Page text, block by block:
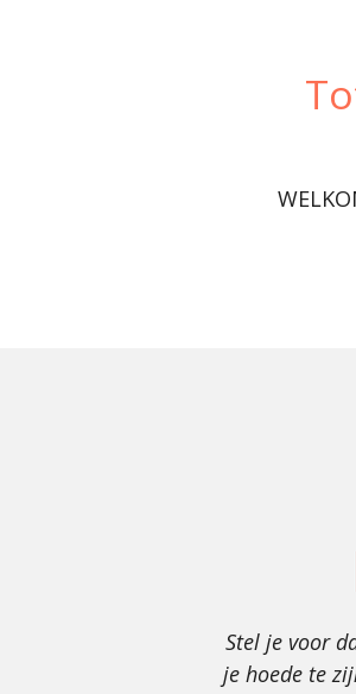
Stel je voor
je hoede te